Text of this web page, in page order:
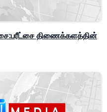
திணைக்களத்தின்